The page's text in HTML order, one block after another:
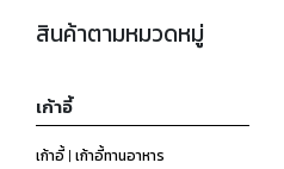
สินค้าตามหมวดหมู่
เก้าอี้
เก้าอี้ | เก้าอี้ทานอาหาร